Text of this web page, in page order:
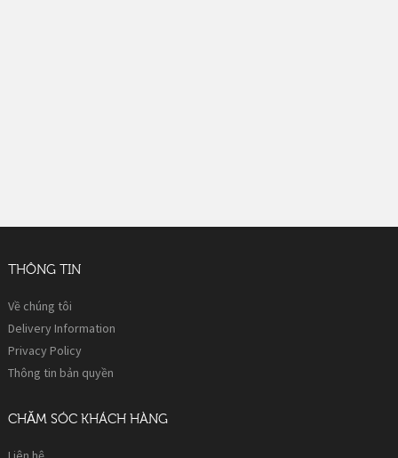
THÔNG TIN
Về chúng tôi
Delivery Information
Privacy Policy
Thông tin bản quyền
CHĂM SÓC KHÁCH HÀNG